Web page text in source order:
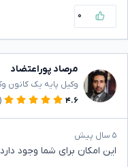
۰
مرصاد پوراعتضاد
وکیل پایه یک کانون
۴.۶
۵ سال پیش
این امکان برای شما وجود